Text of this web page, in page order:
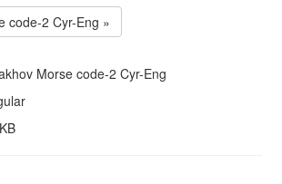
code-2 Cyr-Eng »
Morse code-2 Cyr-Eng